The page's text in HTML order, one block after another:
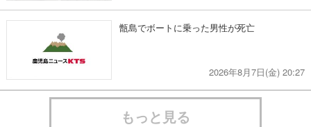
甑島でボートに乗った男性が死亡
2026年8月7日(金) 20:27
もっと見る